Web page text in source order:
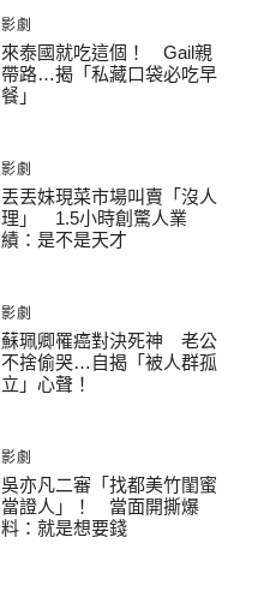
影劇
來泰國就吃這個！ Gail親
帶路…揭「私藏口袋必吃早
餐」
影劇
丟丟妹現菜市場叫賣「沒人
理」 1.5小時創驚人業
績：是不是天才
影劇
蘇珮卿罹癌對決死神 老公
不捨偷哭…自揭「被人群孤
立」心聲！
影劇
吳亦凡二審「找都美竹閨蜜
當證人」！ 當面開撕爆
料：就是想要錢